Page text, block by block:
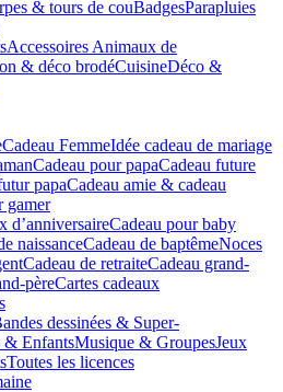
& tours de couBadgesParapluies
Accessoires Animaux de
& déco brodéCuisineDéco &
Cadeau FemmeIdée cadeau de mariage​
Cadeau pour papaCadeau future
papaCadeau amie & cadeau
gamer
d’anniversaireCadeau pour baby
naissanceCadeau de baptêmeNoces
Cadeau de retraiteCadeau grand-
pèreCartes cadeaux
dessinées & Super-
& EnfantsMusique & GroupesJeux
Toutes les licences